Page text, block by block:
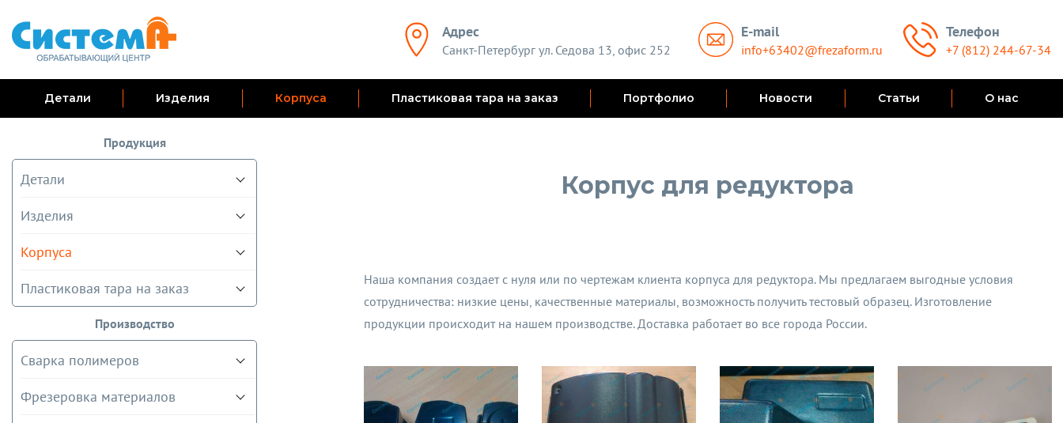
Адрес
Санкт-Петербург ул. Седова 13, офис 252
E-mail
info+63402@frezaform.ru
Телефон
+7 (812) 244-67-34
Детали Изделия Корпуса Пластиковая тара на заказ Портфолио Новости Статьи О нас
Продукция
Детали
Изделия
Корпуса
Пластиковая тара на заказ
Производство
Сварка полимеров
Фрезеровка материалов
Корпус для редуктора
Наша компания создает с нуля или по чертежам клиента корпуса для редуктора. Мы предлагаем выгодные условия
сотрудничества: низкие цены, качественные материалы, возможность получить тестовый образец. Изготовление
продукции происходит на нашем производстве. Доставка работает во все города России.